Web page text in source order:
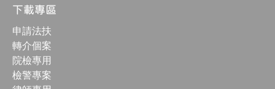
下載專區
申請法扶
轉介個案
院檢專用
檢警專案